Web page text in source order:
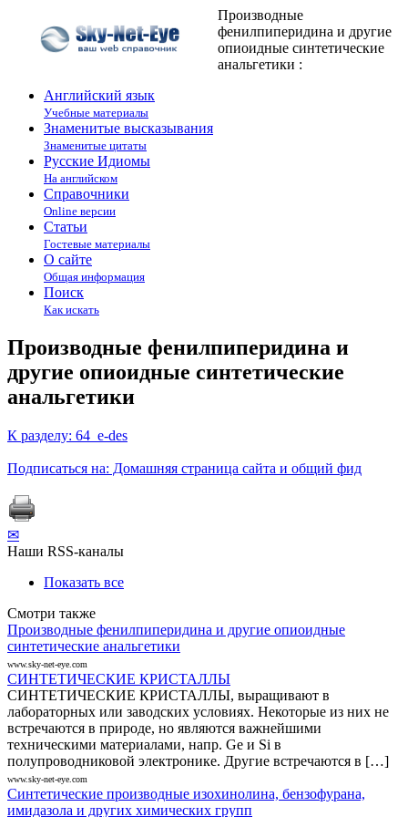
Производные
фенилпиперидина и другие
опиоидные синтетические
анальгетики :
Английский язык
Учебные материалы
Знаменитые высказывания
Знаменитые цитаты
Русские Идиомы
На английском
Справочники
Online версии
Статьи
Гостевые материалы
О сайте
Общая информация
Поиск
Как искать
Производные фенилпиперидина и
другие опиоидные синтетические
анальгетики
К разделу: 64_e-des
Подписаться на: Домашняя страница сайта и общий фид
✉
Наши RSS-каналы
Показать все
Смотри также
Производные фенилпиперидина и другие опиоидные
синтетические анальгетики
www.sky-net-eye.com
СИНТЕТИЧЕСКИЕ КРИСТАЛЛЫ
СИНТЕТИЧЕСКИЕ КРИСТАЛЛЫ, выращивают в
лабораторных или заводских условиях. Некоторые из них не
встречаются в природе, но являются важнейшими
техническими материалами, напр. Ge и Si в
полупроводниковой электронике. Другие встречаются в […]
www.sky-net-eye.com
Синтетические производные изохинолина, бензофурана,
имидазола и других химических групп